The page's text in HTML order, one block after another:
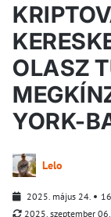
OLASZ
YORK-
Lelo
2025. május 24.
2025. szeptember 06.